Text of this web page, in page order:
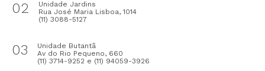
02
Unidade Jardins
Rua José Maria Lisboa, 1014
(11) 3088-5127
03
Unidade Butantã
Av do Rio Pequeno, 660
(11) 3714-9252 e (11) 94059-3926